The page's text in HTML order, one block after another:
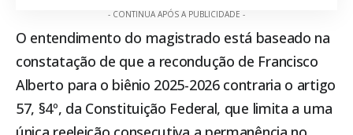
- CONTINUA APÓS A PUBLICIDADE -
O entendimento do magistrado está baseado na
constatação de que a recondução de Francisco
Alberto para o biênio 2025-2026 contraria o artigo
57, §4º, da Constituição Federal, que limita a uma